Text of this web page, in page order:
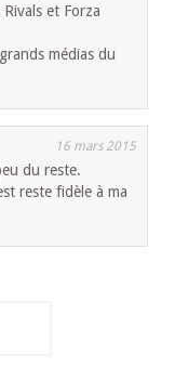
et Forza
médias du
16 mars 2015
du reste.
reste fidèle à ma